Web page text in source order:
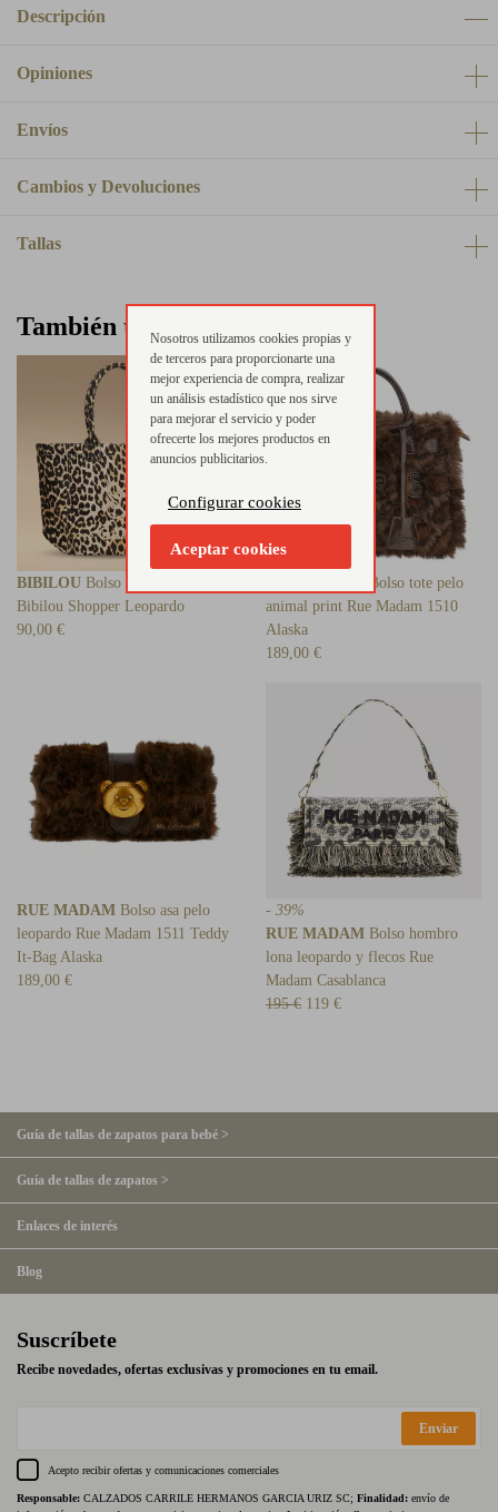
Descripción
Opiniones
Envíos
Cambios y Devoluciones
Tallas
También te puede interesar
BIBILOU Bolso Gamin Bag
Bibilou Shopper Leopardo
90,00 €
Bolso tote pelo
animal print Rue Madam 1510
Alaska
189,00 €
RUE MADAM Bolso asa pelo
leopardo Rue Madam 1511 Teddy
It-Bag Alaska
189,00 €
- 39%
RUE MADAM Bolso hombro
lona leopardo y flecos Rue
Madam Casablanca
195 € 119 €
Guía de tallas de zapatos para bebé >
Guía de tallas de zapatos >
Enlaces de interés
Blog
Suscríbete
Recibe novedades, ofertas exclusivas y promociones en tu email.
Enviar
Acepto recibir ofertas y comunicaciones comerciales
Responsable: CALZADOS CARRILE HERMANOS GARCIA URIZ SC; Finalidad: envío de
Nosotros utilizamos cookies propias y
de terceros para proporcionarte una
mejor experiencia de compra, realizar
un análisis estadístico que nos sirve
para mejorar el servicio y poder
ofrecerte los mejores productos en
anuncios publicitarios.
Configurar cookies
Aceptar cookies